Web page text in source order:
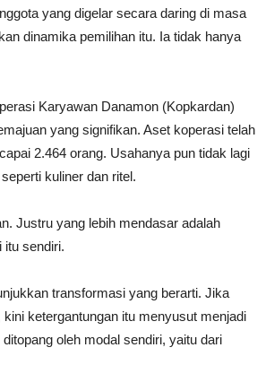
yang digelar secara daring di masa
dinamika pemilihan itu. Ia tidak hanya
Karyawan Danamon (Kopkardan)
yang signifikan. Aset koperasi telah
2.464 orang. Usahanya pun tidak lagi
kuliner dan ritel.
Justru yang lebih mendasar adalah
itu sendiri.
transformasi yang berarti. Jika
ketergantungan itu menyusut menjadi
oleh modal sendiri, yaitu dari